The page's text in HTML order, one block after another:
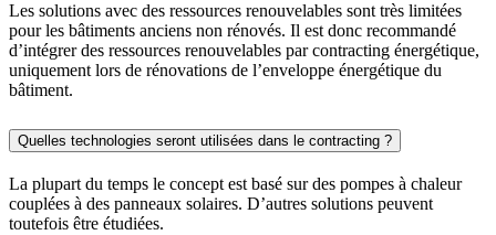
Les solutions avec des ressources renouvelables sont très limitées
pour les bâtiments anciens non rénovés. Il est donc recommandé
d’intégrer des ressources renouvelables par contracting énergétique,
uniquement lors de rénovations de l’enveloppe énergétique du
bâtiment.
Quelles technologies seront utilisées dans le contracting ?
La plupart du temps le concept est basé sur des pompes à chaleur
couplées à des panneaux solaires. D’autres solutions peuvent
toutefois être étudiées.